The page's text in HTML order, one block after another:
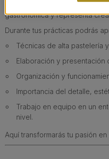
La pastelería forma parte
gastronómica y representa
Durante tus prácticas podrás
Técnicas de alta pastelería
Elaboración y presentación
Organización y
Importancia del detalle,
Trabajo en equipo en un
nivel.
Aquí transformarás tu pasión